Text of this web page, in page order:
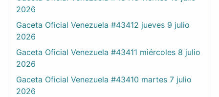
2026
Gaceta Oficial Venezuela #43412 jueves 9 julio
2026
Gaceta Oficial Venezuela #43411 miércoles 8 julio
2026
Gaceta Oficial Venezuela #43410 martes 7 julio
2026